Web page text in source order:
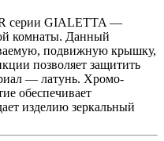
серии GIALETTA —
комнаты. Данный
подвижную крышку,
позволяет защитить
— латунь. Хромо-
обеспечивает
изделию зеркальный